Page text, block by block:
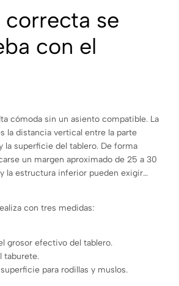
correcta se
con el
cómoda sin un asiento compatible. La
la distancia vertical entre la parte
la superficie del tablero. De forma
un margen aproximado de 25 a 30
la estructura inferior pueden exigir
con tres medidas:
grosor efectivo del tablero.
taburete.
para rodillas y muslos.